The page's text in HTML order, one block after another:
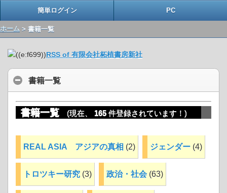
簡単ログイン PC
ホーム > 書籍一覧
RSS of 有限会社柘植書房新社
書籍一覧
書籍一覧 (現在、 165 件登録されています！)
REAL ASIA アジアの真相 (2) ジェンダー (4)
トロツキー研究 (3) 政治・社会 (63)